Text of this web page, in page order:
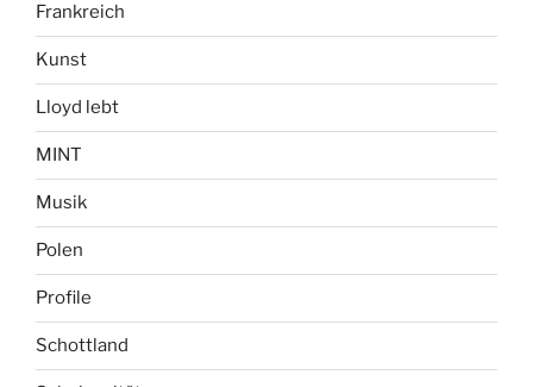
Frankreich
Kunst
Lloyd lebt
MINT
Musik
Polen
Profile
Schottland